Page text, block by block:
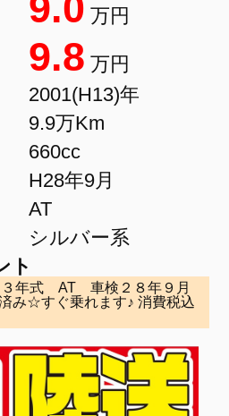
万円
9.8 万円
2001(H13)年
9.9万Km
660cc
H28年9月
AT
シルバー系
ト
年式 AT 車検２８年９月
み☆すぐ乗れます♪ 消費税込